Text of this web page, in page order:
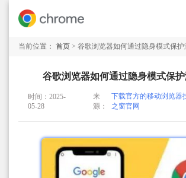
当前位置： 首页 > 谷歌浏览器如何通过隐身模式保
谷歌浏览器如何通过隐身模式保
时间：2025-
05-28
来
源：
下载官方的移动浏览器
之窗官网